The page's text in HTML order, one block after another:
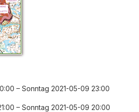
– Sonntag 2021-05-09 23:00
– Sonntag 2021-05-09 20:00